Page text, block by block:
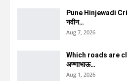
Pune Hinjewadi
नवीन…
Aug 7, 2026
Which roads are
अण्णाभाऊ…
Aug 1, 2026